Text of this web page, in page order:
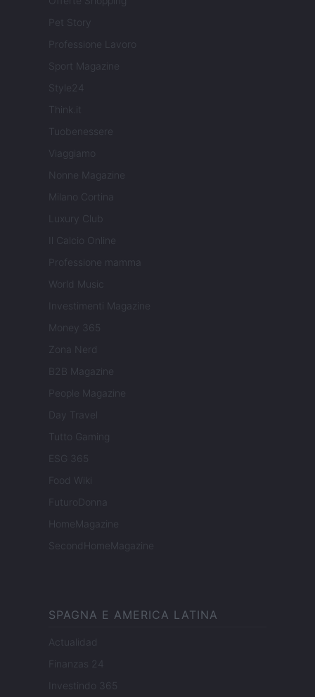
Pet Story
Professione Lavoro
Sport Magazine
Style24
Think.it
Tuobenessere
Viaggiamo
Nonne Magazine
Milano Cortina
Luxury Club
Il Calcio Online
Professione mamma
World Music
Investimenti Magazine
Money 365
Zona Nerd
B2B Magazine
People Magazine
Day Travel
Tutto Gaming
ESG 365
Food Wiki
FuturoDonna
HomeMagazine
SecondHomeMagazine
SPAGNA E AMERICA LATINA
Actualidad
Finanzas 24
Investindo 365